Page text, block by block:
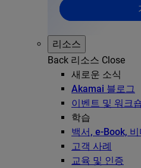
리소스
Back 리소스 Close
새로운 소식
Akamai 블로그
이벤트 및 워크
학습
백서, e-Book,
고객 사례
교육 및 인증